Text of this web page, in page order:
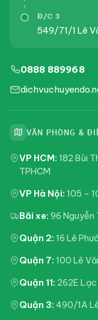
Đ/C 3
549/71/1 Lê
0888 889968
VĂN PHÒNG &
VP HCM: 182 Bùi
TPHCM
VP Hà Nội: 105 –
Bãi xe: 96 Nguyễn
Quận 2: 16 Lê
Quận 7: 100 Lê
Quận 11: 262E Lạc
Quận 3: 490/1A